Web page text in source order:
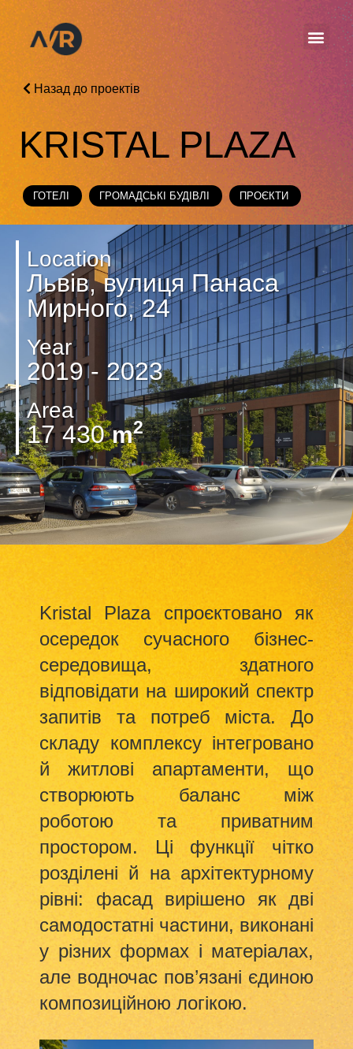
Назад до проектів
KRISTAL PLAZA
ГОТЕЛІ ГРОМАДСЬКІ БУДІВЛІ ПРОЄКТИ
Location
Львів, вулиця Панаса
Мирного, 24
Year
2019 - 2023
Area
17 430m2
Kristal Plaza спроєктовано як
осередок сучасного бізнес-
середовища, здатного
відповідати на широкий спектр
запитів та потреб міста. До
складу комплексу інтегровано
й житлові апартаменти, що
створюють баланс між
роботою та приватним
простором. Ці функції чітко
розділені й на архітектурному
рівні: фасад вирішено як дві
самодостатні частини, виконані
у різних формах і матеріалах,
але водночас пов’язані єдиною
композиційною логікою.